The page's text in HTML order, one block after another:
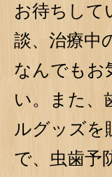
お待ちして
談、治療中
なんでもお
い。また、
ルグッズを
で、虫歯予